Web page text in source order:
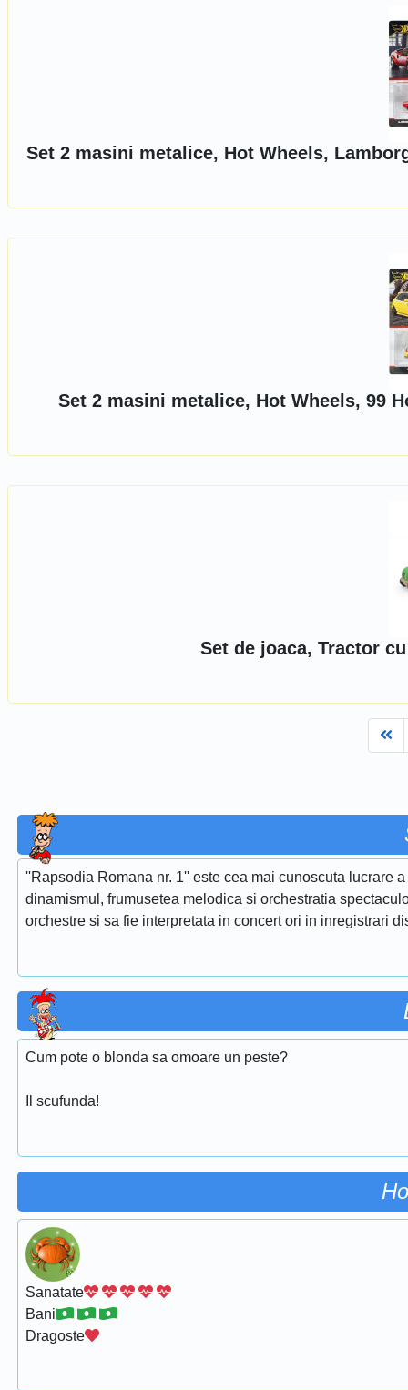
Set 2 masini metalice, Hot Wheels,
Set 2 masini metalice, Hot Wheels, 99
Set de joaca, Tractor
''Rapsodia Romana nr. 1'' este cea mai cunoscuta lucrare
dinamismul, frumusetea melodica si orchestratia
orchestre si sa fie interpretata in concert ori in inregistrari
Cum pote o blonda sa omoare un peste?
Il scufunda!
Sanatate
Bani
Dragoste